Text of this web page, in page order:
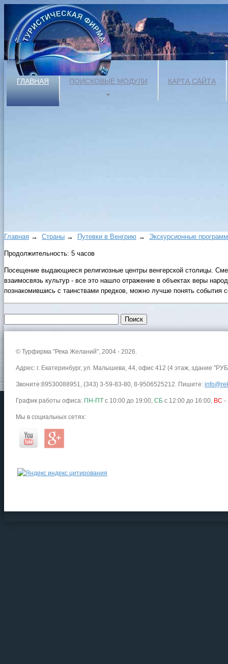
ГЛАВНАЯ ПОИСКОВЫЕ МОДУЛИ КАРТА САЙТА
Главная → Страны → Путевки в Венгрию → Экскурсионные
Продолжительность: 5 часов
Посещение выдающиеся религиозные центры венгерской столицы.
взаимосвязь культур - все это нашло отражение в объектах веры
познакомившись с таинствами предков, можно лучше понять события
© Турфирма "Река Желаний", 2004 - 2026.
Адрес: г. Екатеринбург, ул. Малышева, 44, офис 412 (4 этаж, здание
Звоните:89530088951, (343) 3-59-83-80, 8-9506525212. Пишите:
График работы офиса: ПН-ПТ с 10:00 до 19:00, СБ с 12:00 до 16:00, ВС -
Мы в социальных сетях: